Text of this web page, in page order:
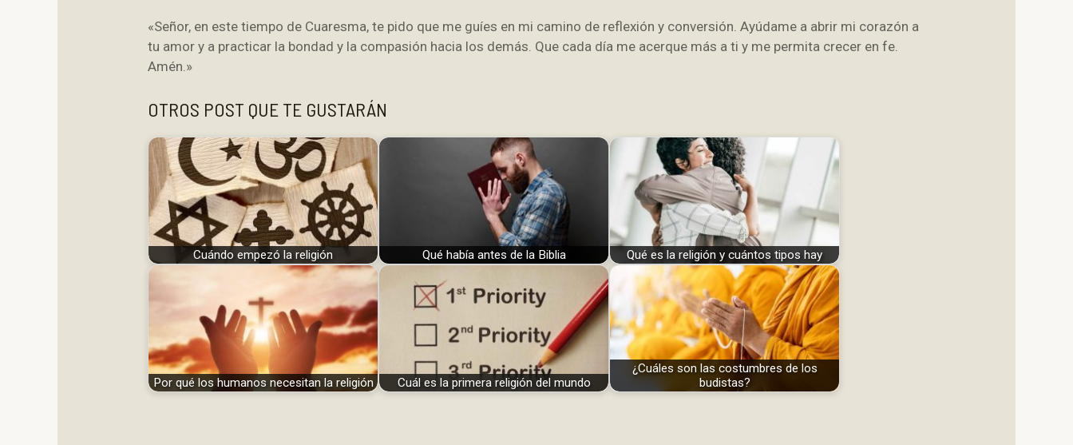
«Señor, en este tiempo de Cuaresma, te pido que me guíes en mi camino de reflexión y conversión. Ayúdame a abrir mi corazón a
tu amor y a practicar la bondad y la compasión hacia los demás. Que cada día me acerque más a ti y me permita crecer en fe.
Amén.»
OTROS POST QUE TE GUSTARÁN
Cuándo empezó la religión Qué había antes de la Biblia Qué es la religión y cuántos tipos hay
Por qué los humanos necesitan la religión Cuál es la primera religión del mundo
¿Cuáles son las costumbres de los
budistas?